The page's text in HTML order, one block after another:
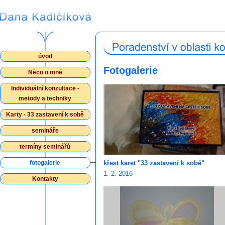
Fotogalerie
křest karet "33 zastavení k sobě"
1. 2. 2016
úvod
Něco o mně
Individuální konzultace -
metody a techniky
Karty - 33 zastavení k sobě
semináře
termíny seminářů
fotogalerie
Kontakty